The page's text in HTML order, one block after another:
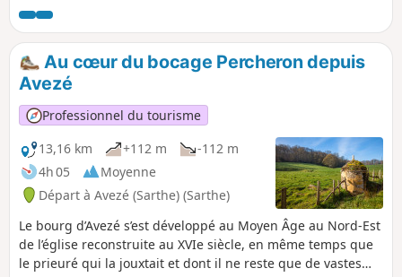
Au cœur du bocage Percheron depuis
Avezé
Professionnel du tourisme
13,16 km
+112 m
-112 m
4h 05
Moyenne
Départ à Avezé (Sarthe) (Sarthe)
Le bourg d’Avezé s’est développé au Moyen Âge au Nord-Est
de l’église reconstruite au XVIe siècle, en même temps que
le prieuré qui la jouxtait et dont il ne reste que de vastes